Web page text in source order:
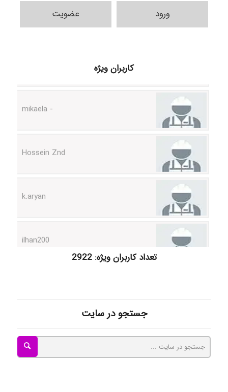
ورود عضویت
کاربران ویژه
Tavan
تعداد کاربران ویژه: 2922
جستجو در سایت